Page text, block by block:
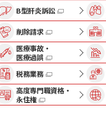
B型肝炎訴訟
削除請求
医療事故・
医療過誤
税務業務
高度専門職資格・
永住権